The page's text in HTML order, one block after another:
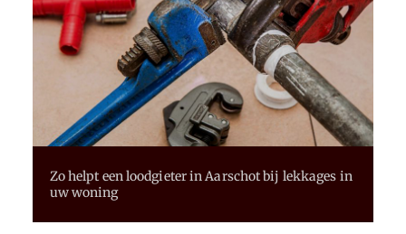
Zo helpt een loodgieter in Aarschot bij lekkages in
uw woning